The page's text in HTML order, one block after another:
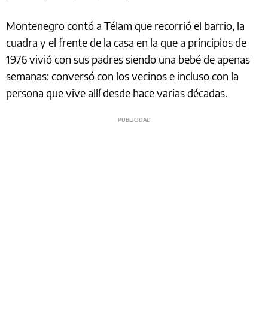
Montenegro contó a Télam que recorrió el barrio, la
cuadra y el frente de la casa en la que a principios de
1976 vivió con sus padres siendo una bebé de apenas
semanas: conversó con los vecinos e incluso con la
persona que vive allí desde hace varias décadas.